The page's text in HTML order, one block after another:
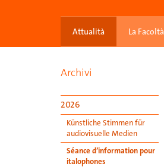
Attualità La Facoltà
Archivi
2026
Künstliche Stimmen für
audiovisuelle Medien
Séance d’information pour
italophones